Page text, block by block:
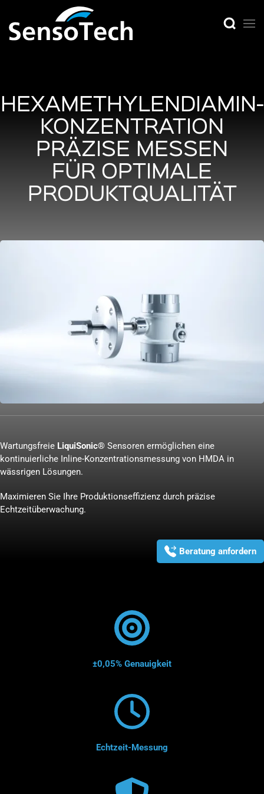
HEXAMETHYLENDIAMIN-
KONZENTRATION
PRÄZISE MESSEN
FÜR OPTIMALE
PRODUKTQUALITÄT
Wartungsfreie LiquiSonic® Sensoren ermöglichen eine
kontinuierliche Inline-Konzentrationsmessung von HMDA in
wässrigen Lösungen.
Maximieren Sie Ihre Produktionseffizienz durch präzise
Echtzeitüberwachung.
Beratung anfordern
±0,05% Genauigkeit
Echtzeit-Messung